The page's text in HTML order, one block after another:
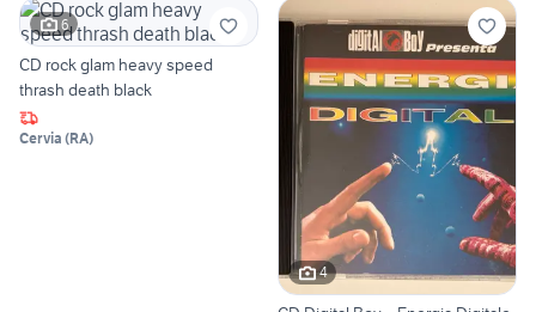
6
CD rock glam heavy speed
thrash death black
Cervia (RA)
4